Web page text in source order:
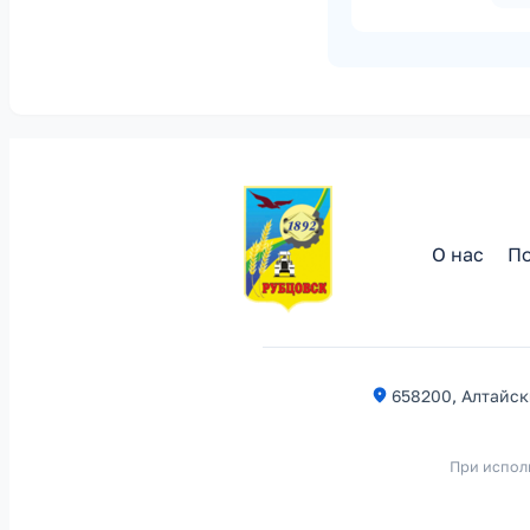
О нас
658200,
При